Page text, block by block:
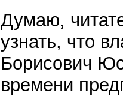
Думаю,
узнать, что
Борисович
времени